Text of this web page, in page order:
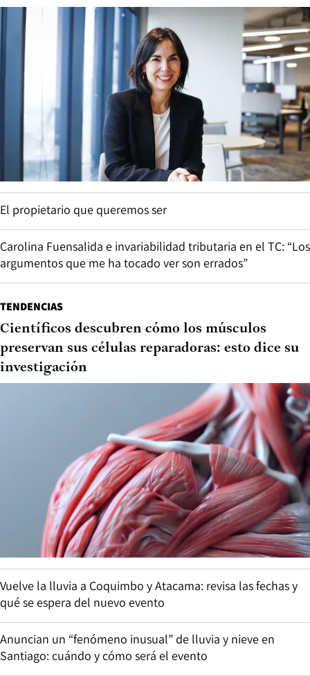
El propietario que queremos ser
Carolina Fuensalida e invariabilidad tributaria en el TC: “Los
argumentos que me ha tocado ver son errados”
TENDENCIAS
Científicos descubren cómo los músculos
preservan sus células reparadoras: esto dice su
investigación
Vuelve la lluvia a Coquimbo y Atacama: revisa las fechas y
qué se espera del nuevo evento
Anuncian un “fenómeno inusual” de lluvia y nieve en
Santiago: cuándo y cómo será el evento